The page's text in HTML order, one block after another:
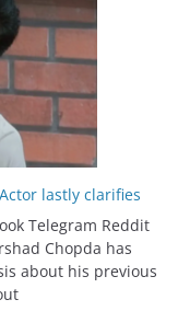
lastly clarifies
Telegram Reddit
Chopda has
about his previous